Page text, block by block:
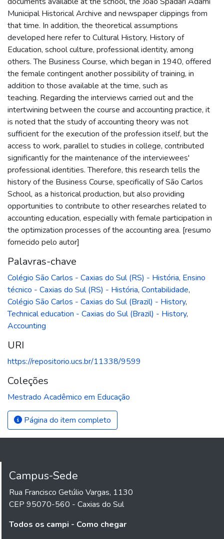
Municipal Historical Archive and newspaper clippings from
that time. In addition, the theoretical assumptions
developed here refer to Cultural History, History of
Education, school culture, professional identity, among
others. The Business Course, which began in 1940, offered
the female contingent another possibility of training, in
addition to those available at the time, such as
teaching. Regarding the interviews carried out and the
intertwining between the course and accounting practice, it
is noted that the study of accounting theory was not
sufficient for the execution of the profession itself, but the
access to work, parallel to studies in college, contributed
significantly for the maintenance of the interviewees'
professional identities. Therefore, this research tells the
history of the Business Course, specifically of São Carlos
School, as a historical production, but also providing
opportunities to contribute to other researches related to
accounting education, especially with female participation in
the optimization processes of the accounting area. [resumo
fornecido pelo autor]
Palavras-chave
Colégio São Carlos - Caxias do Sul (RS) - História, Ensino
técnico - Caxias do Sul (RS) - História, Contabilidade,
Colégio São Carlos - Caxias do Sul (Brazil) - History,
Technical education - Caxias do Sul (Brazil) - History,
Accounting
URI
https://repositorio.ucs.br/11338/9599
Coleções
Mestrado Acadêmico em Educação
Página do item completo
Campus-Sede
Rua Francisco Getúlio Vargas, 1130
CEP 95070-560 - Caxias do Sul
Todos os campi - Como chegar